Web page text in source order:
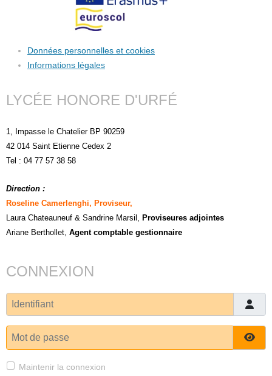
Données personnelles et cookies
Informations légales
LYCÉE HONORE D'URFÉ
1, Impasse le Chatelier BP 90259
42 014 Saint Etienne Cedex 2
Tel : 04 77 57 38 58
Direction :
Roseline Camerlenghi, Proviseur,
Laura Chateauneuf & Sandrine Marsil
Proviseures adjointes
Ariane Berthollet, Agent comptable gestionnaire
CONNEXION
Identifiant
Mot de passe
Maintenir la connexion